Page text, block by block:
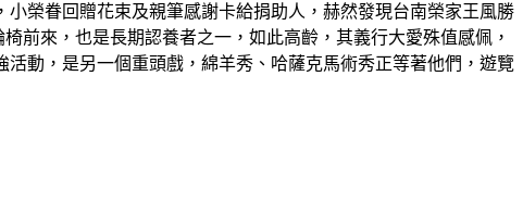
榮眷回贈花束及親筆感謝卡給捐助人，赫然發現台南榮家王風勝
前來，也是長期認養者之一，如此高齡，其義行大愛殊值感佩，
動，是另一個重頭戲，綿羊秀、哈薩克馬術秀正等著他們，遊覽